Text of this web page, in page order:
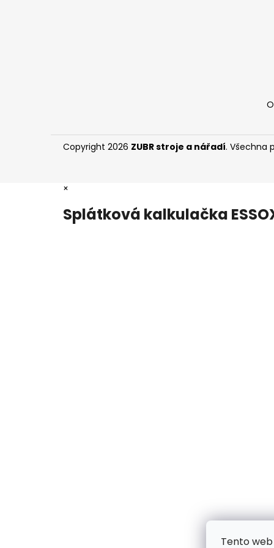
Tento
Copyright 2026 ZUBR stroje a nářadí. Všechna
×
Splátková kalkulačka